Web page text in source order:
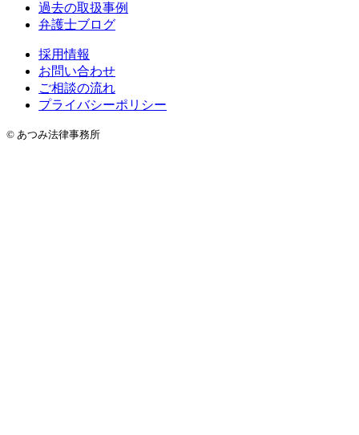
過去の取扱事例
弁護士ブログ
採用情報
お問い合わせ
ご相談の流れ
プライバシーポリシー
© あつみ法律事務所